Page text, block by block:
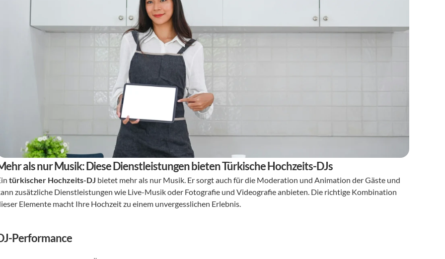
als nur Musik: Diese Dienstleistungen bieten Türkische Hochzeits-DJs
türkischer Hochzeits-DJ bietet mehr als nur Musik. Er sorgt auch für die Moderation und Animation der Gäste und
zusätzliche Dienstleistungen wie Live-Musik oder Fotografie und Videografie anbieten. Die richtige Kombination
Elemente macht Ihre Hochzeit zu einem unvergesslichen Erlebnis.
Performance